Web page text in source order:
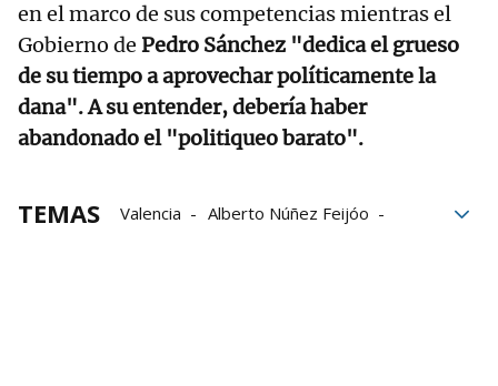
en el marco de sus competencias mientras el
Gobierno de Pedro Sánchez "dedica el grueso
de su tiempo a aprovechar políticamente la
dana". A su entender, debería haber
abandonado el "politiqueo barato".
TEMAS Valencia
Alberto Núñez Feijóo